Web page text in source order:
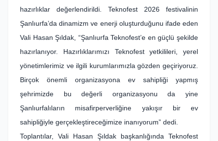
hazırlıklar değerlendirildi. Teknofest 2026 festivalinin
Şanlıurfa’da dinamizm ve enerji oluşturduğunu ifade eden
Vali Hasan Şıldak, “Şanlıurfa Teknofest’e en güçlü şekilde
hazırlanıyor. Hazırlıklarımızı Teknofest yetkilileri, yerel
yönetimlerimiz ve ilgili kurumlarımızla gözden geçiriyoruz.
Birçok önemli organizasyona ev sahipliği yapmış
şehrimizde bu değerli organizasyonu da yine
Şanlıurfalıların misafirperverliğine yakışır bir ev
sahipliğiyle gerçekleştireceğimize inanıyorum” dedi.
Toplantılar, Vali Hasan Şıldak başkanlığında Teknofest